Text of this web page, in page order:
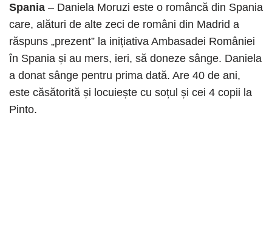
Spania – Daniela Moruzi este o româncă din Spania
care, alături de alte zeci de români din Madrid a
răspuns „prezent” la inițiativa Ambasadei României
în Spania și au mers, ieri, să doneze sânge. Daniela
a donat sânge pentru prima dată. Are 40 de ani,
este căsătorită și locuiește cu soțul și cei 4 copii la
Pinto.